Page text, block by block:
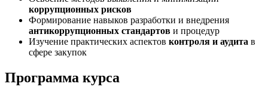
коррупционных рисков
Формирование навыков разработки и внедрения
антикоррупционных стандартов и процедур
Изучение практических аспектов контроля и аудита в
сфере закупок
Программа курса